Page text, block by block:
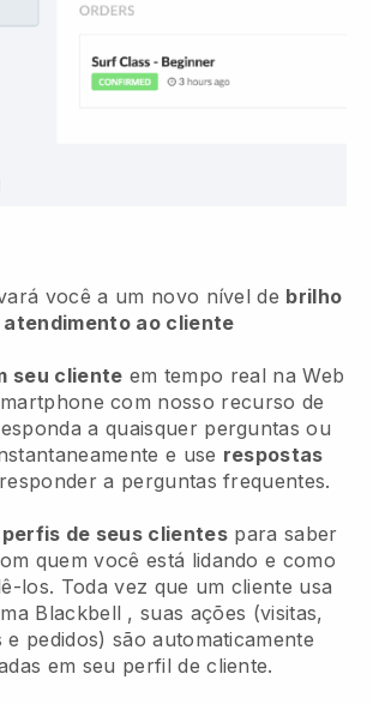
você a um novo nível de brilho
atendimento ao cliente
seu cliente em tempo real na Web
com nosso recurso de
a quaisquer perguntas ou
e use respostas
a perguntas frequentes.
de seus clientes para saber
quem você está lidando e como
los. Toda vez que um cliente usa
Blackbell , suas ações (visitas,
e pedidos) são automaticamente
em seu perfil de cliente.